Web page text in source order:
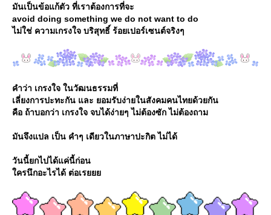
มันเป็นข้อแก้ตัว ที่เราต้องการที่จะ
avoid doing something we do not want to do
ไม่ใช่ ความเกรงใจ บริสุทธิ์ ร้อยเปอร์เซนต์จริงๆ
คำว่า เกรงใจ ในวัฒนธรรมที่
เลี่ยงการปะทะกัน และ ยอมรับง่ายในสังคมคนไทยด้วยกัน
คือ ถ้าบอกว่า เกรงใจ จบได้ง่ายๆ ไม่ต้องซัก ไม่ต้องถาม
มันจึงแปล เป็น คำๆ เดียวในภาษาปะกิต ไม่ได้
วันนี้ยกไปได้แค่นี้ก่อน
ครนึกอะไรได้ ต่อเร